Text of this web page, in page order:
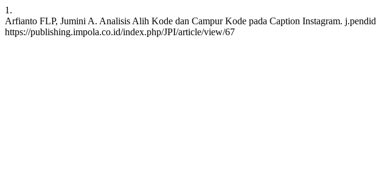
1.
Arfianto FLP, Jumini A. Analisis Alih Kode dan Campur Kode pada Caption Instagram.
https://publishing.impola.co.id/index.php/JPI/article/view/67